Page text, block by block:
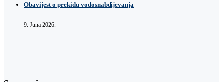
Obavijest o prekidu vodosnabdijevanja
9. Juna 2026.